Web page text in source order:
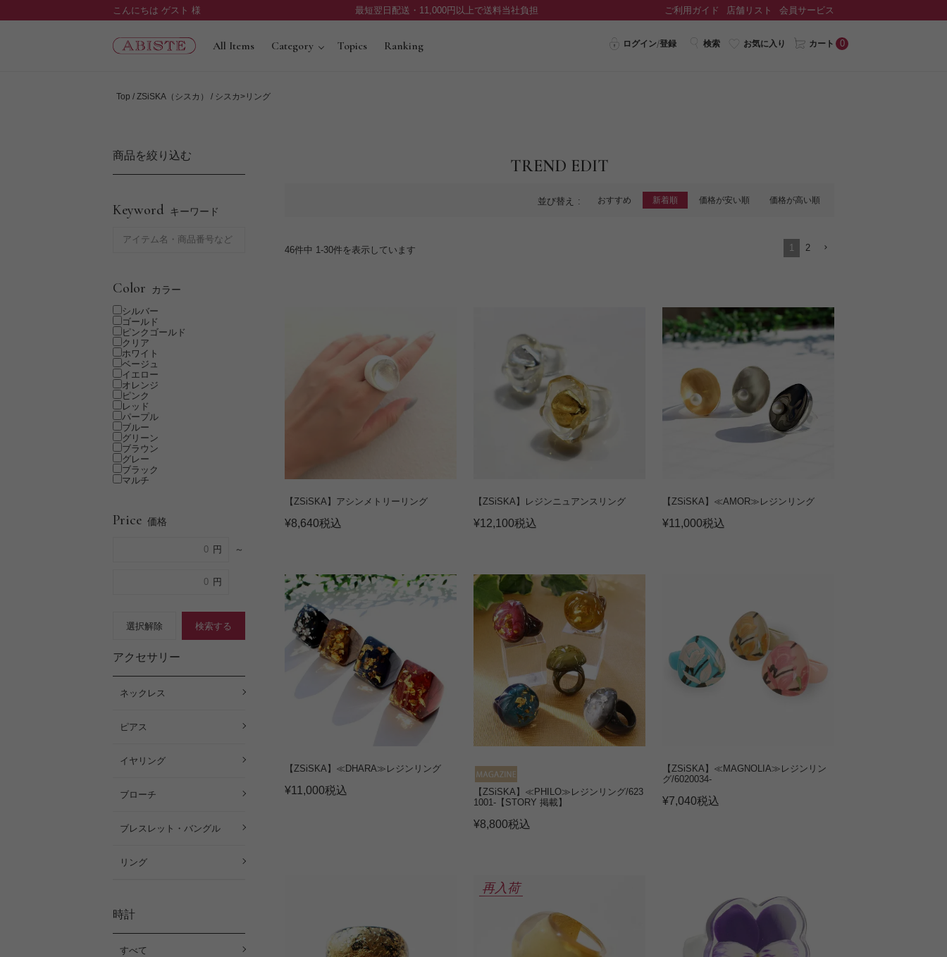
こんにちは ゲスト 様 最短翌日配送・11,000円以上で送料当社負担 ご利用ガイド 店舗リスト 会員サービス
All Items Category Topics Ranking ログイン/登録 検索 お気に入り カート 0
Top ZSiSKA（シスカ） シスカ>リング
商品を絞り込む
Keyword キーワード
Color カラー
シルバー
ゴールド
ピンクゴールド
クリア
ホワイト
ベージュ
イエロー
オレンジ
ピンク
レッド
パープル
ブルー
グリーン
ブラウン
グレー
ブラック
マルチ
Price 価格
～
アクセサリー
ネックレス
ピアス
イヤリング
ブローチ
ブレスレット・バングル
リング
時計
すべて
TREND EDIT
並び替え おすすめ 新着順 価格が安い順 価格が高い順
46件中 1-30 1 2
【ZSiSKA】アシンメトリーリング
¥8,640税込
【ZSiSKA】レジンニュアンスリング
¥12,100税込
【ZSiSKA】≪AMOR≫レジンリング
¥11,000税込
【ZSiSKA】≪DHARA≫レジンリング
¥11,000税込
【ZSiSKA】≪PHILO≫レジンリング/623
1001-【STORY 掲載】
¥8,800税込
【ZSiSKA】≪MAGNOLIA≫レジンリン
グ/6020034-
¥7,040税込
再入荷